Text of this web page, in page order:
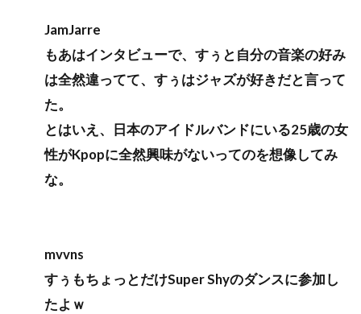
JamJarre
もあはインタビューで、すぅと自分の音楽の好み
は全然違ってて、すぅはジャズが好きだと言って
た。
とはいえ、日本のアイドルバンドにいる25歳の女
性がKpopに全然興味がないってのを想像してみ
な。
mvvns
すぅもちょっとだけSuper Shyのダンスに参加し
たよｗ